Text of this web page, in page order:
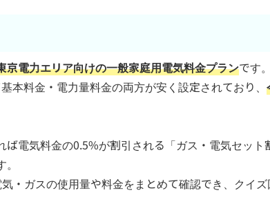
京電力エリア向けの一般家庭用電気料金プランです。
本料金・電力量料金の両方が安く設定されており、
ば電気料金の0.5%が割引される「ガス・電気セッ
・ガスの使用量や料金をまとめて確認でき、クイ